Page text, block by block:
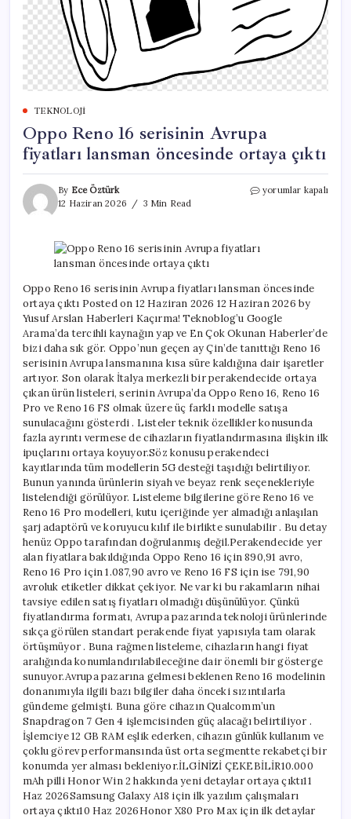
TEKNOLOJI
Oppo Reno 16 serisinin Avrupa
fiyatları lansman öncesinde ortaya çıktı
By Ece Öztürk
12 Haziran 2026
3 Min Read
Oppo
öncesinde
çıktı
için
yorumlar kapalı
Oppo Reno 16 serisinin Avrupa fiyatları lansman öncesinde
ortaya çıktı Posted on 12 Haziran 2026 12 Haziran 2026 by
Yusuf Arslan Haberleri Kaçırma! Teknoblog’u Google
Arama’da tercihli kaynağın yap ve En Çok Okunan Haberler’de
bizi daha sık gör. Oppo’nun geçen ay Çin’de tanıttığı Reno 16
serisinin Avrupa lansmanına kısa süre kaldığına dair işaretler
artıyor. Son olarak İtalya merkezli bir perakendecide ortaya
çıkan ürün listeleri, serinin Avrupa’da Oppo Reno 16, Reno 16
Pro ve Reno 16 FS olmak üzere üç farklı modelle satışa
sunulacağını gösterdi . Listeler teknik özellikler konusunda
fazla ayrıntı vermese de cihazların fiyatlandırmasına ilişkin ilk
ipuçlarını ortaya koyuyor.Söz konusu perakendeci
kayıtlarında tüm modellerin 5G desteği taşıdığı belirtiliyor.
Bunun yanında ürünlerin siyah ve beyaz renk seçenekleriyle
listelendiği görülüyor. Listeleme bilgilerine göre Reno 16 ve
Reno 16 Pro modelleri, kutu içeriğinde yer almadığı anlaşılan
şarj adaptörü ve koruyucu kılıf ile birlikte sunulabilir . Bu detay
henüz Oppo tarafından doğrulanmış değil.Perakendecide yer
alan fiyatlara bakıldığında Oppo Reno 16 için 890,91 avro,
Reno 16 Pro için 1.087,90 avro ve Reno 16 FS için ise 791,90
avroluk etiketler dikkat çekiyor. Ne var ki bu rakamların nihai
tavsiye edilen satış fiyatları olmadığı düşünülüyor. Çünkü
fiyatlandırma formatı, Avrupa pazarında teknoloji ürünlerinde
sıkça görülen standart perakende fiyat yapısıyla tam olarak
örtüşmüyor . Buna rağmen listeleme, cihazların hangi fiyat
aralığında konumlandırılabileceğine dair önemli bir gösterge
sunuyor.Avrupa pazarına gelmesi beklenen Reno 16 modelinin
donanımıyla ilgili bazı bilgiler daha önceki sızıntılarla
gündeme gelmişti. Buna göre cihazın Qualcomm’un
Snapdragon 7 Gen 4 işlemcisinden güç alacağı belirtiliyor .
İşlemciye 12 GB RAM eşlik ederken, cihazın günlük kullanım ve
çoklu görev performansında üst orta segmentte rekabetçi bir
konumda yer alması bekleniyor.İLGİNİZİ ÇEKEBİLİR10.000
mAh pilli Honor Win 2 hakkında yeni detaylar ortaya çıktı11
Haz 2026Samsung Galaxy A18 için ilk yazılım çalışmaları
ortaya çıktı10 Haz 2026Honor X80 Pro Max için ilk detaylar